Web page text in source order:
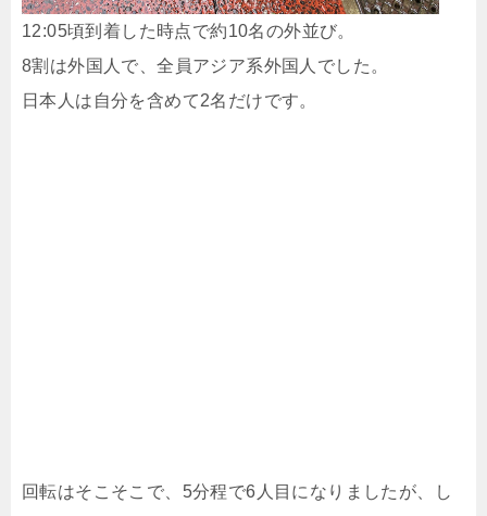
12:05頃到着した時点で約10名の外並び。
8割は外国人で、全員アジア系外国人でした。
日本人は自分を含めて2名だけです。
回転はそこそこで、5分程で6人目になりましたが、し